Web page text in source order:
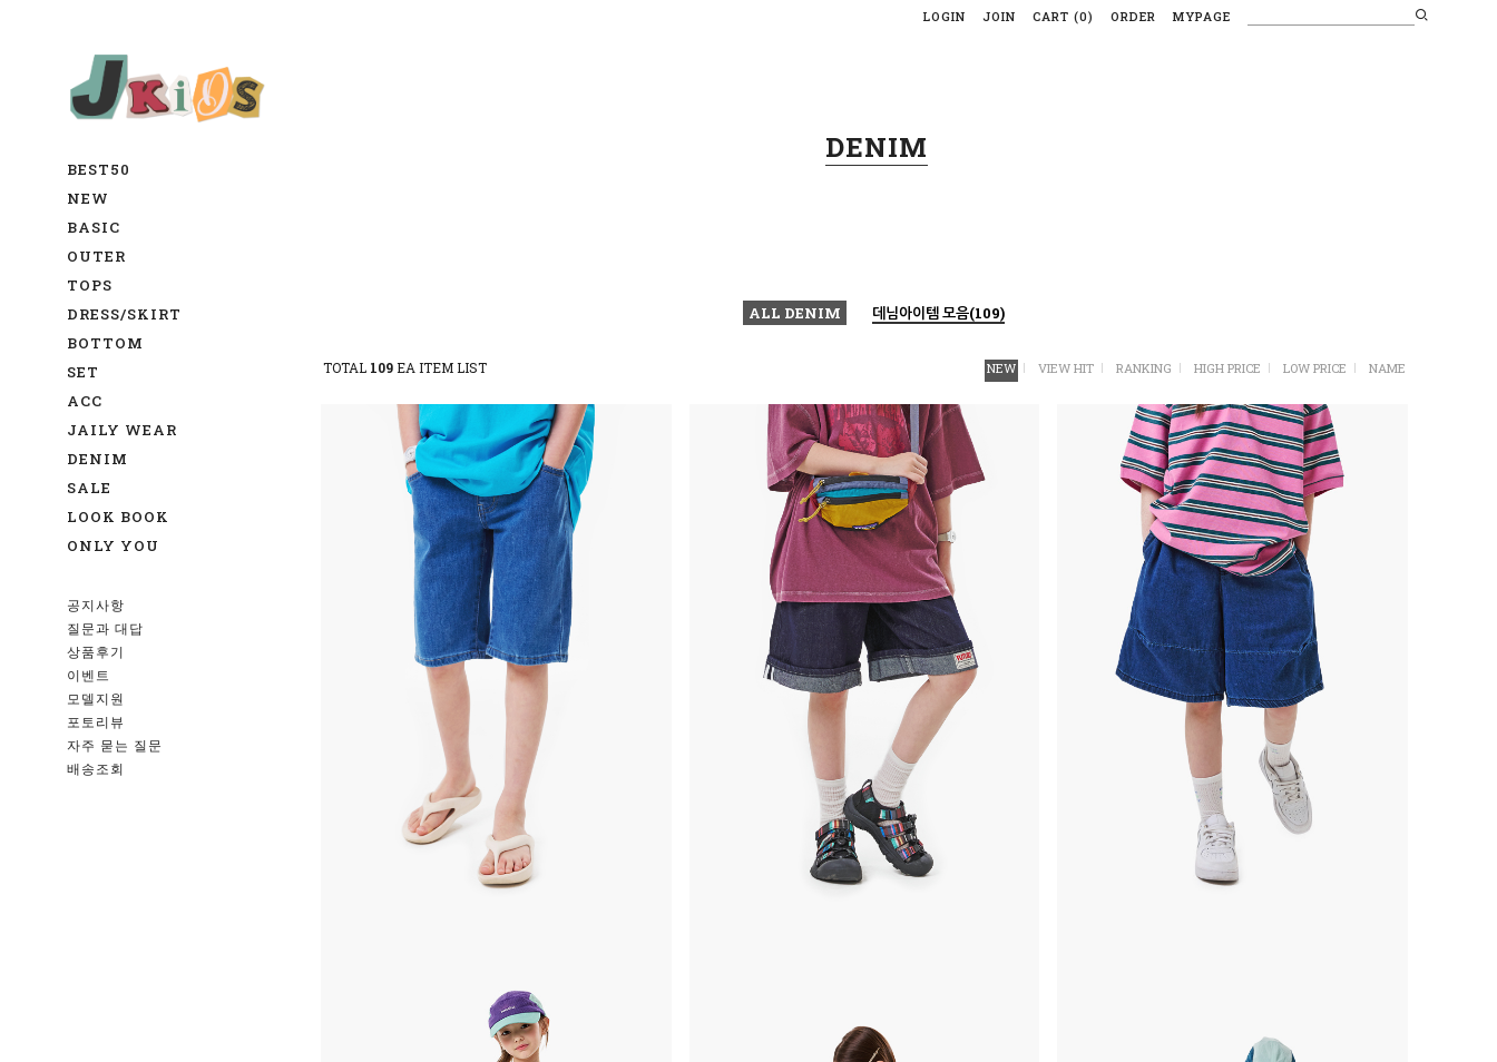
LOGIN JOIN CART (0) ORDER MYPAGE
BEST50
NEW
BASIC
OUTER
TOPS
DRESS/SKIRT
BOTTOM
SET
ACC
JAILY WEAR
DENIM
SALE
LOOK BOOK
ONLY YOU
공지사항
질문과 대답
상품후기
이벤트
모델지원
포토리뷰
자주 묻는 질문
배송조회
DENIM
ALL DENIM 데님아이템 모음(109)
TOTAL 109EA ITEM LIST NEW VIEW HIT RANKING HIGH PRICE LOW PRICE NAME